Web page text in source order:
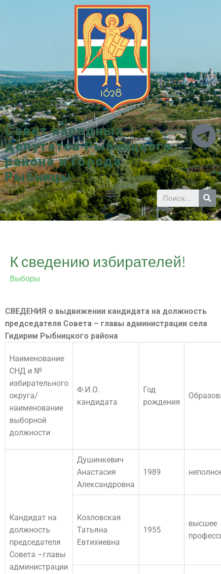
Совет народных
депутатов Рыбницкого
района и города
Рыбницы
К сведению избирателей!
Выборы
СВЕДЕНИЯ о выдвижении кандидата на должность
председателя Совета – главы администрации села
Гидирим Рыбницкого района
Наименование
СНД и №
избирательного
округа/
наименование
выборной
должности
Ф.И.О.
кандидата
Год
рождения
Кандидат на
должность
председателя
Совета –главы
администрации
Душинкевич
Анастасия
Александровна
1989
Козловская
Татьяна
Евтихиевна
1955
высшее